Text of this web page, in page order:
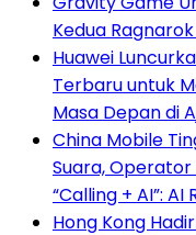
Kedua
Huawei
Terbaru untuk
Masa Depan di
China Mobile
Suara,
“Calling + AI”:
Hong Kong